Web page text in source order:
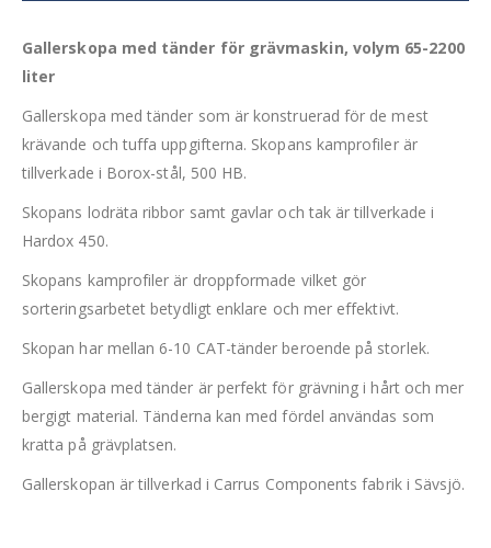
Gallerskopa med tänder för grävmaskin, volym 65-2200
liter
Gallerskopa med tänder som är konstruerad för de mest
krävande och tuffa uppgifterna. Skopans kamprofiler är
tillverkade i Borox-stål, 500 HB.
Skopans lodräta ribbor samt gavlar och tak är tillverkade i
Hardox 450.
Skopans kamprofiler är droppformade vilket gör
sorteringsarbetet betydligt enklare och mer effektivt.
Skopan har mellan 6-10 CAT-tänder beroende på storlek.
Gallerskopa med tänder är perfekt för grävning i hårt och mer
bergigt material. Tänderna kan med fördel användas som
kratta på grävplatsen.
Gallerskopan är tillverkad i Carrus Components fabrik i Sävsjö.